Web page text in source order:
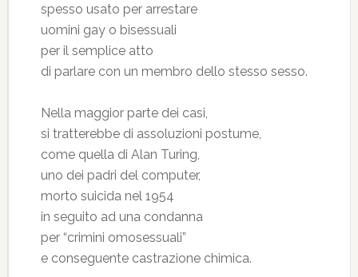
spesso usato per arrestare
uomini gay o bisessuali
per il semplice atto
di parlare con un membro dello stesso sesso.
Nella maggior parte dei casi,
si tratterebbe di assoluzioni postume,
come quella di Alan Turing,
uno dei padri del computer,
morto suicida nel 1954
in seguito ad una condanna
per “crimini omosessuali”
e conseguente castrazione chimica.